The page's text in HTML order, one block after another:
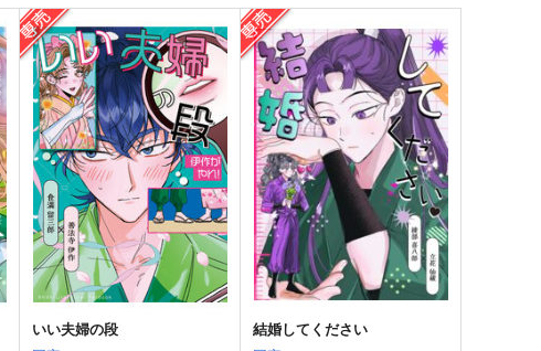
「不運」なのでもう一回！
からばこ
726円（税込）
食満留三郎×善法寺伊作
サンプル 作品詳細
同室以上になりたくて
もちもちはむ
629円（税込）
食満留三郎×善法寺伊作
サンプル 作品詳細
いい夫婦の段
結婚してください